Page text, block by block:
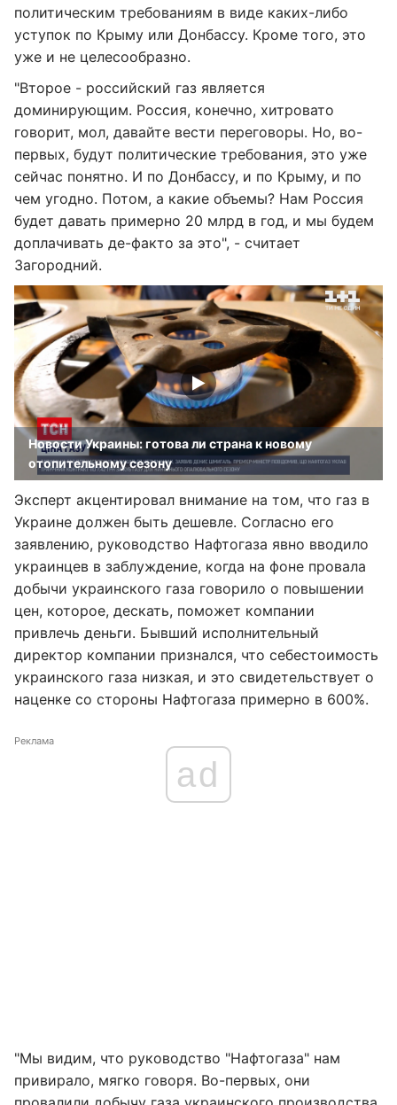
политическим требованиям в виде каких-либо
уступок по Крыму или Донбассу. Кроме того, это
уже и не целесообразно.
"Второе - российский газ является
доминирующим. Россия, конечно, хитровато
говорит, мол, давайте вести переговоры. Но, во-
первых, будут политические требования, это уже
сейчас понятно. И по Донбассу, и по Крыму, и по
чем угодно. Потом, а какие объемы? Нам Россия
будет давать примерно 20 млрд в год, и мы будем
доплачивать де-факто за это", - считает
Загородний.
Новости Украины: готова ли страна к новому
отопительному сезону
Эксперт акцентировал внимание на том, что газ в
Украине должен быть дешевле. Согласно его
заявлению, руководство Нафтогаза явно вводило
украинцев в заблуждение, когда на фоне провала
добычи украинского газа говорило о повышении
цен, которое, дескать, поможет компании
привлечь деньги. Бывший исполнительный
директор компании признался, что себестоимость
украинского газа низкая, и это свидетельствует о
наценке со стороны Нафтогаза примерно в 600%.
Реклама
ad
"Мы видим, что руководство "Нафтогаза" нам
привирало, мягко говоря. Во-первых, они